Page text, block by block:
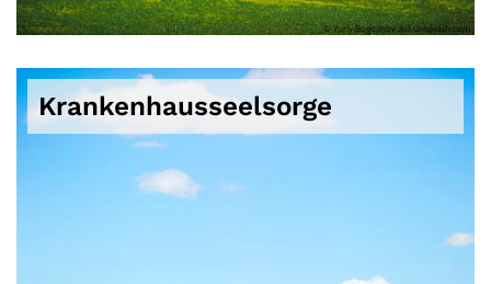
© Yuriy Bogdanov auf unsplash.com
Krankenhausseelsorge